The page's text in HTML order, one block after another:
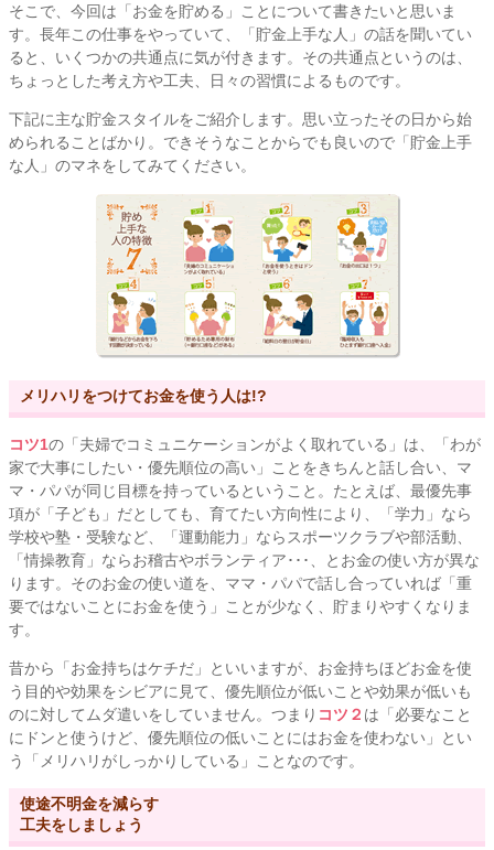
そこで、今回は「お金を貯める」ことについて書きたいと思いま
す。長年この仕事をやっていて、「貯金上手な人」の話を聞いてい
ると、いくつかの共通点に気が付きます。その共通点というのは、
ちょっとした考え方や工夫、日々の習慣によるものです。
下記に主な貯金スタイルをご紹介します。思い立ったその日から始
められることばかり。できそうなことからでも良いので「貯金上手
な人」のマネをしてみてください。
メリハリをつけてお金を使う人は!?
コツ1の「夫婦でコミュニケーションがよく取れている」は、「わが
家で大事にしたい・優先順位の高い」ことをきちんと話し合い、マ
マ・パパが同じ目標を持っているということ。たとえば、最優先事
項が「子ども」だとしても、育てたい方向性により、「学力」なら
学校や塾・受験など、「運動能力」ならスポーツクラブや部活動、
「情操教育」ならお稽古やボランティア･･･、とお金の使い方が異な
ります。そのお金の使い道を、ママ・パパで話し合っていれば「重
要ではないことにお金を使う」ことが少なく、貯まりやすくなりま
す。
昔から「お金持ちはケチだ」といいますが、お金持ちほどお金を使
う目的や効果をシビアに見て、優先順位が低いことや効果が低いも
のに対してムダ遣いをしていません。つまり コツ２ は「必要なこと
にドンと使うけど、優先順位の低いことにはお金を使わない」とい
う「メリハリがしっかりしている」ことなのです。
使途不明金を減らす
工夫をしましょう